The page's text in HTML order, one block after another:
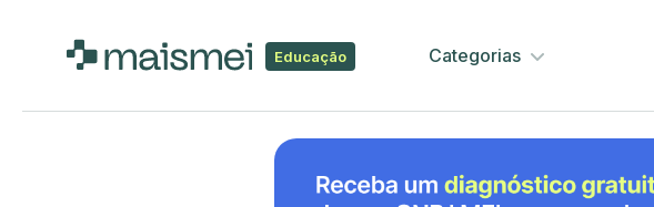
Educação Categorias